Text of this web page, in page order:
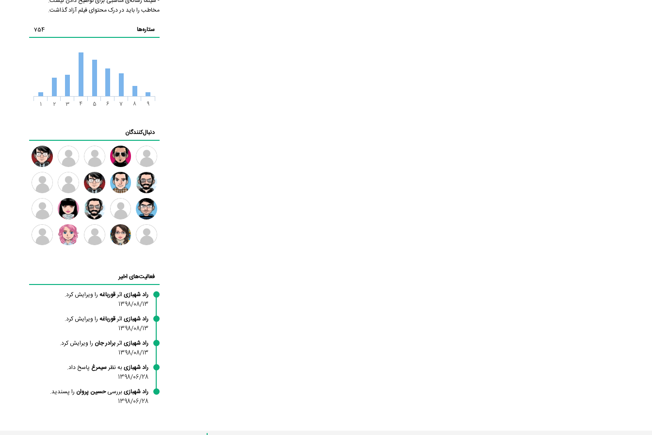
مخاطب را باید در درک محتوای فیلم آزاد گذاشت.
ستاره‌ها
754
1 2 3 4 5 6 7 8 9
دنبال‌کنندگان
ممدرضا
رضا
کاظمی
زهرا ~ ابتین
سید
محمد
موسوی
مهدی
فرهمند
مهدی
سلطانی
داود
رضیی
طرفدار
میلی
بابی
براون
کیوان
کیانی
سامان
راحمی
امیردلتا امیروو
ملیکا
منتظری
عارفه
داستانپور
فعالیت‌های اخیر
راد شهبازیاثرقورباغهرا ویرایش کرد.
1398/08/13
راد شهبازیاثرقورباغهرا ویرایش کرد.
1398/08/13
راد شهبازیاثربرادر جان را ویرایش کرد.
1398/08/13
راد شهبازیبه نظرسیمرغ پاسخ داد.
1398/06/28
راد شهبازیبررسیحسین پروان را پسندید.
1398/06/28